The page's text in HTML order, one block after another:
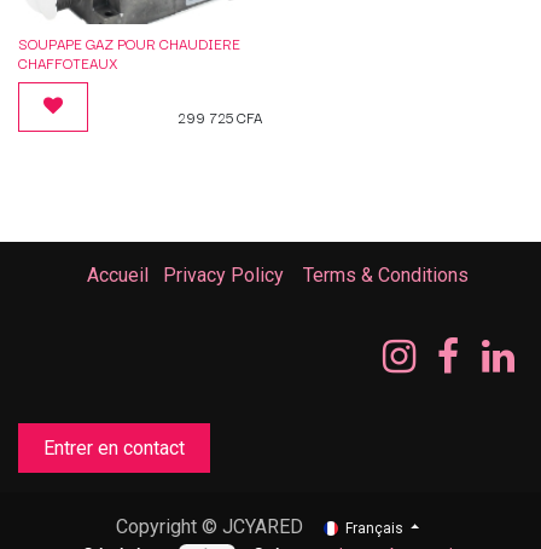
SOUPAPE GAZ POUR CHAUDIERE
CHAFFOTEAUX
299 725CFA
Accueil Privacy Policy Terms & Conditions
Entrer en contact
Copyright © JCYARED Français